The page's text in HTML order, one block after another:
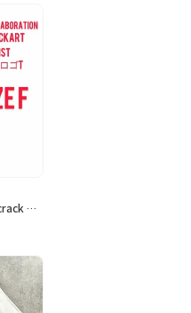
90-00S SPAIN コラボHTC crack ワッペンビックロゴ55STG T